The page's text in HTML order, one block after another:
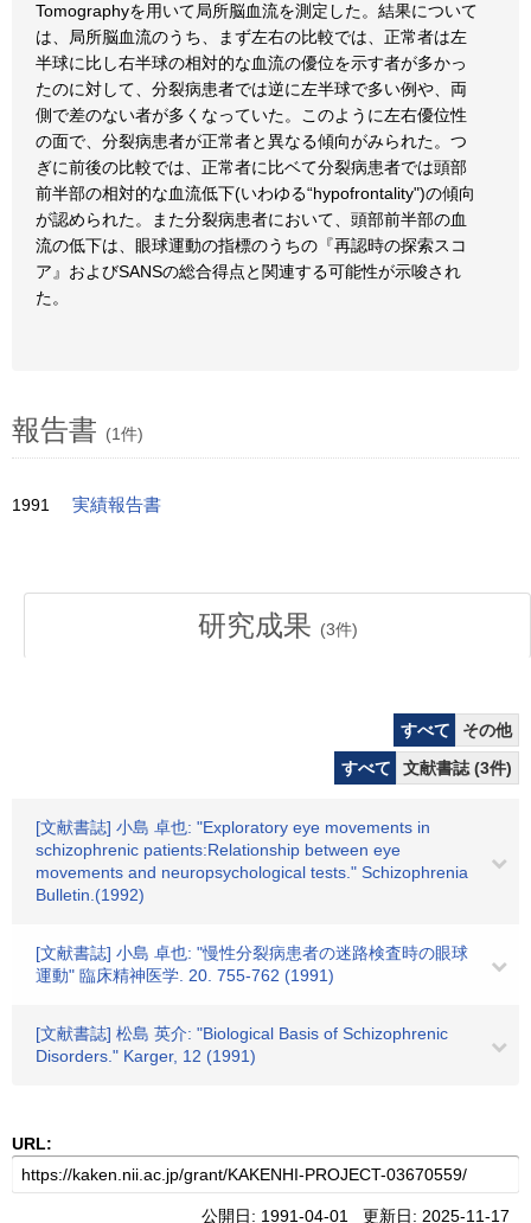
Tomographyを用いて局所脳血流を測定した。結果について
は、局所脳血流のうち、まず左右の比較では、正常者は左
半球に比し右半球の相対的な血流の優位を示す者が多かっ
たのに対して、分裂病患者では逆に左半球で多い例や、両
側で差のない者が多くなっていた。このように左右優位性
の面で、分裂病患者が正常者と異なる傾向がみられた。つ
ぎに前後の比較では、正常者に比ベて分裂病患者では頭部
前半部の相対的な血流低下(いわゆる“hypofrontality")の傾向
が認められた。また分裂病患者において、頭部前半部の血
流の低下は、眼球運動の指標のうちの『再認時の探索スコ
ア』およびSANSの総合得点と関連する可能性が示唆され
た。
報告書 (1件)
1991 実績報告書
研究成果 (3件)
すべて
その他
すべて
文献書誌 (3件)
[文献書誌] 小島 卓也: "Exploratory eye movements in
schizophrenic patients:Relationship between eye
movements and neuropsychological tests." Schizophrenia
Bulletin.(1992)
[文献書誌] 小島 卓也: "慢性分裂病患者の迷路検査時の眼球
運動" 臨床精神医学. 20. 755-762 (1991)
[文献書誌] 松島 英介: "Biological Basis of Schizophrenic
Disorders." Karger, 12 (1991)
URL:
公開日: 1991-04-01 更新日: 2025-11-17